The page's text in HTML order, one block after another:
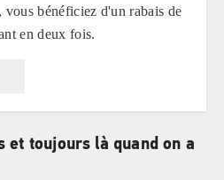
vous bénéficiez d'un rabais de
en deux fois.
et toujours là quand on a